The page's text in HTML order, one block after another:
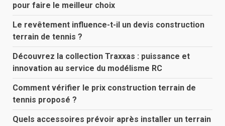
pour faire le meilleur choix
Le revêtement influence-t-il un devis construction
terrain de tennis ?
Découvrez la collection Traxxas : puissance et
innovation au service du modélisme RC
Comment vérifier le prix construction terrain de
tennis proposé ?
Quels accessoires prévoir après installer un terrain